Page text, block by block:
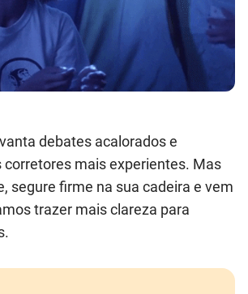
debates acalorados e
corretores mais experientes. Mas
segure firme na sua cadeira e vem
trazer mais clareza para